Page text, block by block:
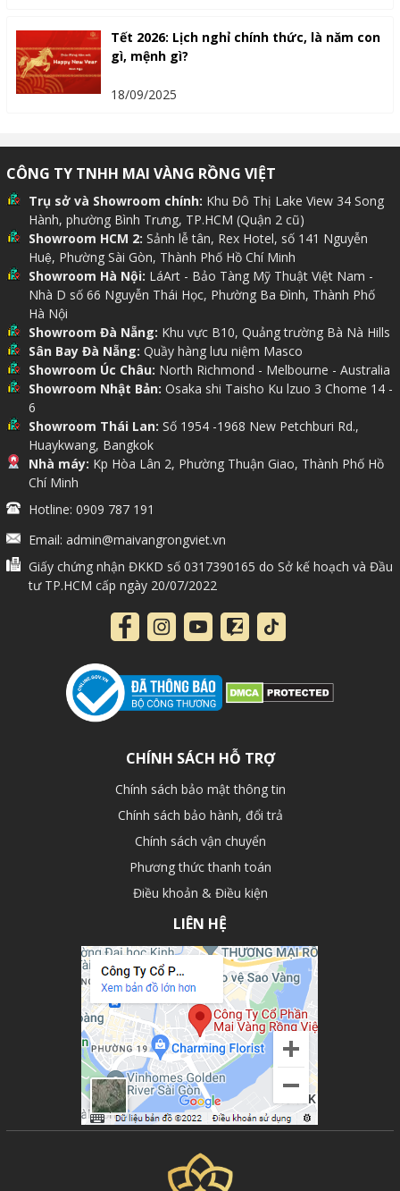
Tết 2026: Lịch nghỉ chính thức, là năm con
gì, mệnh gì?
18/09/2025
CÔNG TY TNHH MAI VÀNG RỒNG VIỆT
Trụ sở và Showroom chính: Khu Đô Thị Lake View 34 Song
Hành, phường Bình Trưng, TP.HCM (Quận 2 cũ)
Showroom HCM 2: Sảnh lễ tân, Rex Hotel, số 141 Nguyễn
Huệ, Phường Sài Gòn, Thành Phố Hồ Chí Minh
Showroom Hà Nội: LáArt - Bảo Tàng Mỹ Thuật Việt Nam -
Nhà D số 66 Nguyễn Thái Học, Phường Ba Đình, Thành Phố
Hà Nội
Showroom Đà Nẵng: Khu vực B10, Quảng trường Bà Nà Hills
Sân Bay Đà Nẵng: Quầy hàng lưu niệm Masco
Showroom Úc Châu: North Richmond - Melbourne - Australia
Showroom Nhật Bản: Osaka shi Taisho Ku lzuo 3 Chome 14 -
6
Showroom Thái Lan: Số 1954 -1968 New Petchburi Rd.,
Huaykwang, Bangkok
Nhà máy: Kp Hòa Lân 2, Phường Thuận Giao, Thành Phố Hồ
Chí Minh
Hotline: 0909 787 191
Email: admin@maivangrongviet.vn
Giấy chứng nhận ĐKKD số 0317390165 do Sở kế hoạch và Đầu
tư TP.HCM cấp ngày 20/07/2022
CHÍNH SÁCH HỖ TRỢ
Chính sách bảo mật thông tin
Chính sách bảo hành, đổi trả
Chính sách vận chuyển
Phương thức thanh toán
Điều khoản & Điều kiện
LIÊN HỆ